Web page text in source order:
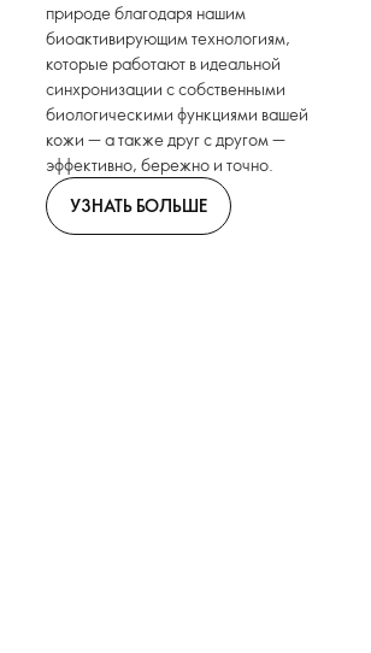
природе благодаря нашим
биоактивирующим технологиям,
которые работают в идеальной
синхронизации с собственными
биологическими функциями вашей
кожи — а также друг с другом —
эффективно, бережно и точно.
УЗНАТЬ БОЛЬШЕ